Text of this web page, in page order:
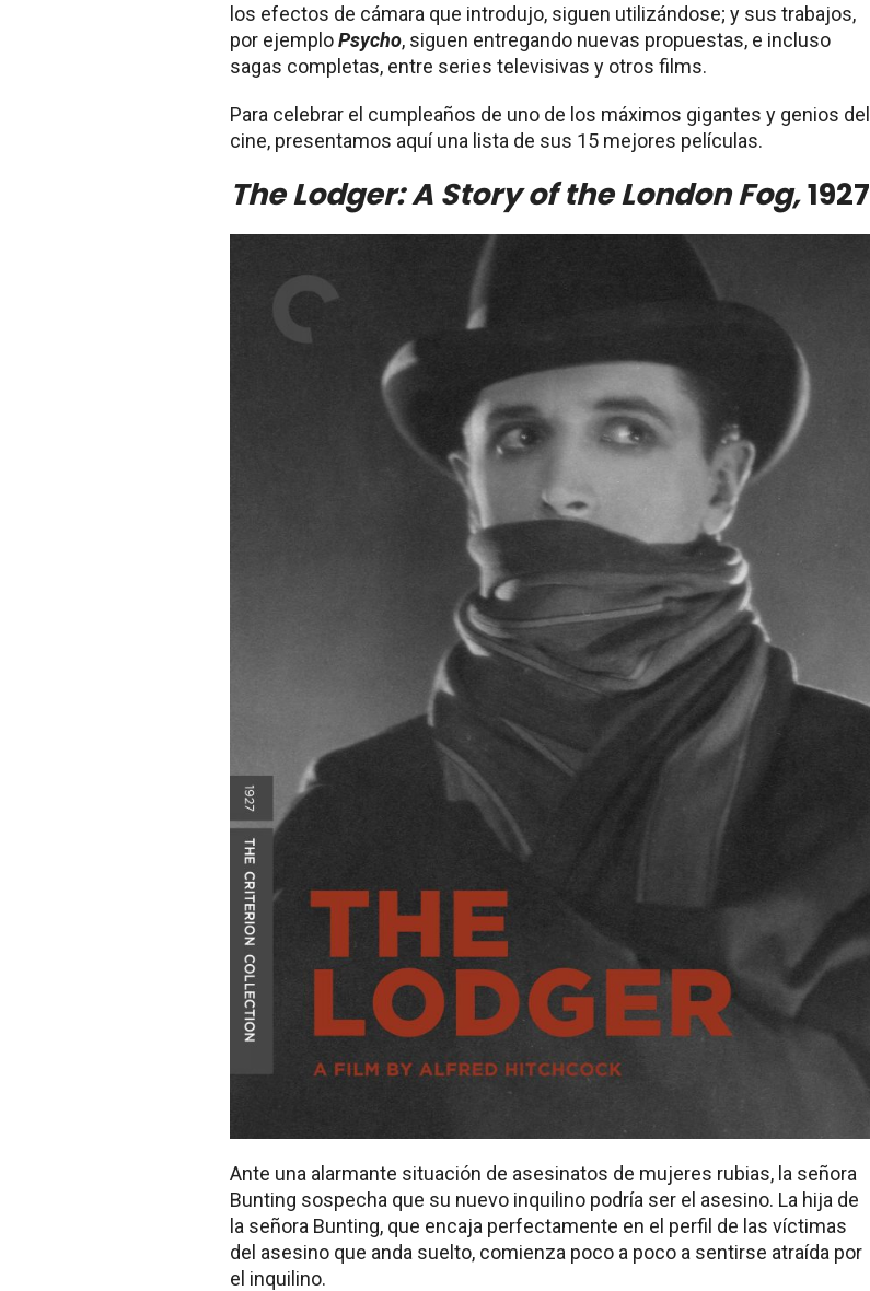
los efectos de cámara que introdujo, siguen utilizándose; y sus trabajos,
por ejemploPsycho, siguen entregando nuevas propuestas, e incluso
sagas completas, entre series televisivas y otros films.
Para celebrar el cumpleaños de uno de los máximos gigantes y genios del
cine, presentamos aquí una lista de sus 15 mejores películas.
The Lodger: A Story of the London Fog,1927
Ante una alarmante situación de asesinatos de mujeres rubias, la señora
Bunting sospecha que su nuevo inquilino podría ser el asesino. La hija de
la señora Bunting, que encaja perfectamente en el perfil de las víctimas
del asesino que anda suelto, comienza poco a poco a sentirse atraída por
el inquilino.